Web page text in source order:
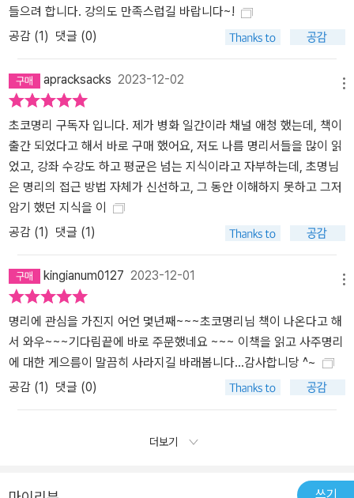
들으려 합니다. 강의도 만족스럽길 바랍니다~!
공감 (1 ) 댓글 (0)
apracksacks 2023-12-02
초코명리 구독자 입니다. 제가 병화 일간이라 채널 애청 했는데, 책이
출간 되었다고 해서 바로 구매 했어요, 저도 나름 명리서들을 많이 읽
었고, 강좌 수강도 하고 평균은 넘는 지식이라고 자부하는데, 초명님
은 명리의 접근 방법 자체가 신선하고, 그 동안 이해하지 못하고 그저
암기 했던 지식을 이
공감 (1) 댓글 (1)
kingianum0127 2023-12-01
명리에 관심을 가진지 어언 몇년째~~~초코명리님 책이 나온다고 해
서 와우~~~기다림끝에 바로 주문했네요 ~~~ 이책을 읽고 사주명리
에 대한 게으름이 말끔히 사라지길 바래봅니다...감사합니당 ^~
공감 (1) 댓글 (0)
더보기
쓰기